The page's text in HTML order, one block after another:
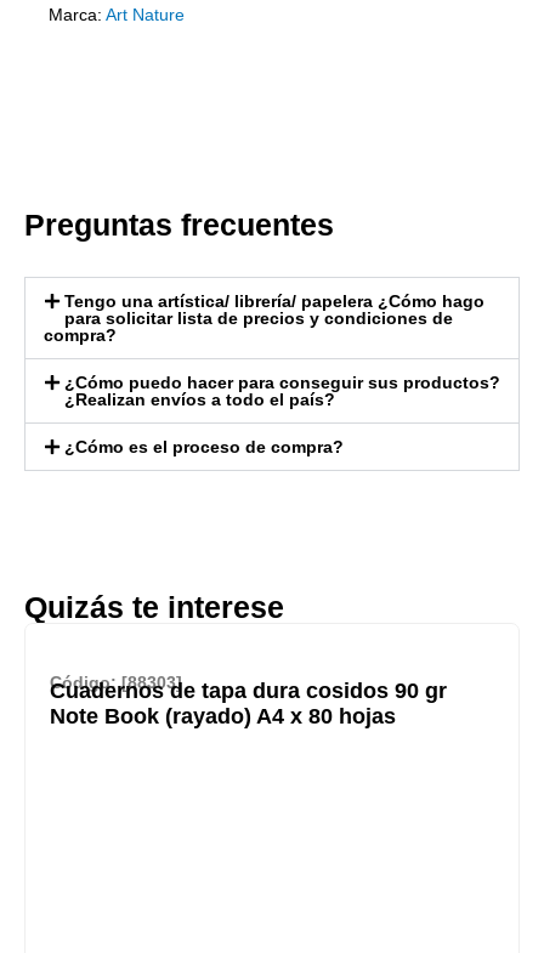
Marca: Art Nature
Preguntas frecuentes
Tengo una artística/ librería/ papelera ¿Cómo hago
para solicitar lista de precios y condiciones de
compra?
¿Cómo puedo hacer para conseguir sus productos?
¿Realizan envíos a todo el país?
¿Cómo es el proceso de compra?
Quizás te interese
Código: [88303]
Cuadernos de tapa dura cosidos 90 gr
Note Book (rayado) A4 x 80 hojas